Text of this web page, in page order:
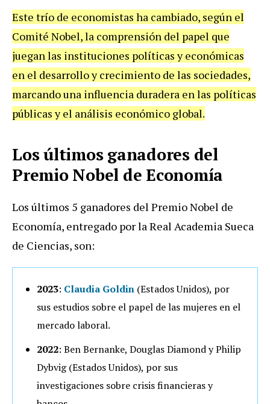
Este trío de economistas ha cambiado, según el
Comité Nobel, la comprensión del papel que
juegan las instituciones políticas y económicas
en el desarrollo y crecimiento de las sociedades,
marcando una influencia duradera en las políticas
públicas y el análisis económico global.
Los últimos ganadores del
Premio Nobel de Economía
Los últimos 5 ganadores del Premio Nobel de
Economía, entregado por la Real Academia Sueca
de Ciencias, son:
2023: Claudia Goldin (Estados Unidos), por
sus estudios sobre el papel de las mujeres en el
mercado laboral.
2022: Ben Bernanke, Douglas Diamond y Philip
Dybvig (Estados Unidos), por sus
investigaciones sobre crisis financieras y